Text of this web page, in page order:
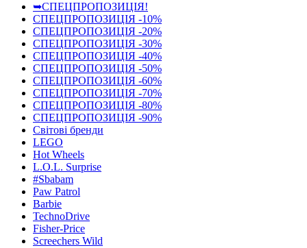
➥СПЕЦПРОПОЗИЦІЯ!
СПЕЦПРОПОЗИЦІЯ -10%
СПЕЦПРОПОЗИЦІЯ -20%
СПЕЦПРОПОЗИЦІЯ -30%
СПЕЦПРОПОЗИЦІЯ -40%
СПЕЦПРОПОЗИЦІЯ -50%
СПЕЦПРОПОЗИЦІЯ -60%
СПЕЦПРОПОЗИЦІЯ -70%
СПЕЦПРОПОЗИЦІЯ -80%
СПЕЦПРОПОЗИЦІЯ -90%
Світові бренди
LEGO
Hot Wheels
L.O.L. Surprise
#Sbabam
Paw Patrol
Barbie
TechnoDrive
Fisher-Price
Screechers Wild